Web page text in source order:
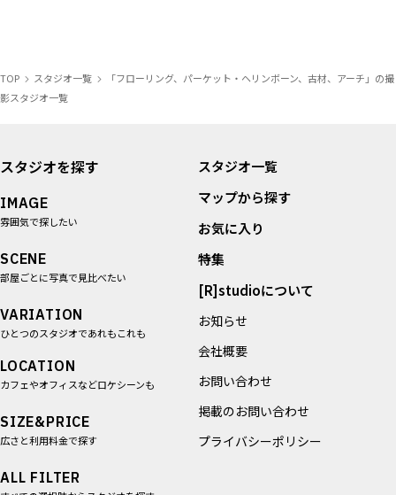
TOP スタジオ一覧
「フローリング、パーケット・ヘリンボーン、古材、アーチ」の撮
影スタジオ一覧
スタジオを探す
IMAGE
雰囲気で探したい
SCENE
部屋ごとに写真で見比べたい
VARIATION
ひとつのスタジオであれもこれも
LOCATION
カフェやオフィスなどロケシーンも
SIZE&PRICE
広さと利用料金で探す
ALL FILTER
スタジオ一覧
マップから探す
お気に入り
特集
[R]studioについて
お知らせ
会社概要
お問い合わせ
掲載のお問い合わせ
プライバシーポリシー